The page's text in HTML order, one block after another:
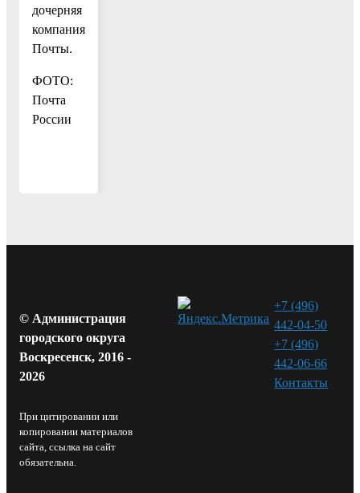
дочерняя
компания
Почты.
ФОТО:
Почта
России
© Администрация
городского округа
Воскресенск, 2016 -
2026
При цитировании или
копировании материалов
сайта, ссылка на сайт
обязательна.
+7 (496)
442-04-50
+7 (496)
442-06-66
Контакты⁠